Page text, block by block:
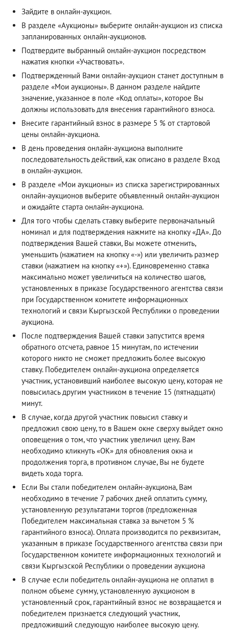
Зайдите в онлайн-аукцион.
В разделе «Аукционы» выберите онлайн-аукцион из списка
запланированных онлайн-аукционов.
Подтвердите выбранный онлайн-аукцион посредством
нажатия кнопки «Участвовать».
Подтвержденный Вами онлайн-аукцион станет доступным в
разделе «Мои аукционы». В данном разделе найдите
значение, указанное в поле «Код оплаты», которое Вы
должны использовать для внесения гарантийного взноса.
Внесите гарантийный взнос в размере 5 % от стартовой
цены онлайн-аукциона.
В день проведения онлайн-аукциона выполните
последовательность действий, как описано в разделе Вход
в онлайн-аукцион.
В разделе «Мои аукционы» из списка зарегистрированных
онлайн-аукционов выберите объявленный онлайн-аукцион
и ожидайте старта онлайн-аукциона.
Для того чтобы сделать ставку выберите первоначальный
номинал и для подтверждения нажмите на кнопку «ДА». До
подтверждения Вашей ставки, Вы можете отменить,
уменьшить (нажатием на кнопку «-») или увеличить размер
ставки (нажатием на кнопку «+»). Единовременно ставка
максимально может увеличиться на количество шагов,
установленных в приказе Государственного агентства связи
при Государственном комитете информационных
технологий и связи Кыргызской Республики о проведении
аукциона.
После подтверждения Вашей ставки запустится время
обратного отсчета, равное 15 минутам, по истечении
которого никто не сможет предложить более высокую
ставку. Победителем онлайн-аукциона определяется
участник, установивший наиболее высокую цену, которая не
повысилась другим участником в течение 15 (пятнадцати)
минут.
В случае, когда другой участник повысил ставку и
предложил свою цену, то в Вашем окне сверху выйдет окно
оповещения о том, что участник увеличил цену. Вам
необходимо кликнуть «ОК» для обновления окна и
продолжения торга, в противном случае, Вы не будете
видеть хода торга.
Если Вы стали победителем онлайн-аукциона, Вам
необходимо в течение 7 рабочих дней оплатить сумму,
установленную результатами торгов (предложенная
Победителем максимальная ставка за вычетом 5 %
гарантийного взноса). Оплата производится по реквизитам,
указанным в приказе Государственного агентства связи при
Государственном комитете информационных технологий и
связи Кыргызской Республики о проведении аукциона
В случае если победитель онлайн-аукциона не оплатил в
полном объеме сумму, установленную аукционом в
установленный срок, гарантийный взнос не возвращается и
победителем признается следующий участник,
предложивший следующую наиболее высокую цену.